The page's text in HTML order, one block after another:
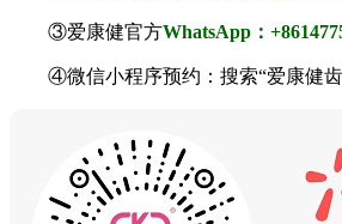
③爱康健官方WhatsApp：
④微信小程序预约：搜索“爱康健齿